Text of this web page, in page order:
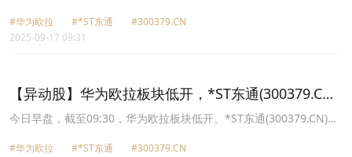
息(002261.CN)跌1.53%报38.58元，麒麟信安(688152.CN)跌1.18%
报51.15元，创意信息(300366.CN)跌1.09%报8.16元，诚迈科技
#华为欧拉 #*ST东通
#300379.CN
2025-09-17 09:31
【异动股】华为欧拉板块低开，*ST东通(300379.CN)
跌19.96%
今日早盘，截至09:30，华为欧拉板块低开。*ST东通(300379.CN)跌
软件(300339.CN)跌1.27%报60.09元，宝兰德(688058.CN)跌0.92%
#华为欧拉 #*ST东通
#300379.CN